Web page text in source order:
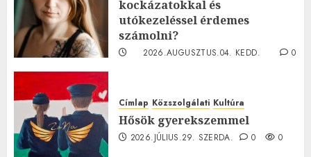
kockázatokkal és
utókezeléssel érdemes
számolni?
2026.AUGUSZTUS.04. KEDD.
0
Címlap Közszolgálati Kultúra
Hősök gyerekszemmel
2026.JÚLIUS.29. SZERDA. 0 0